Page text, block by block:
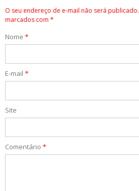
O seu endereço de e-mail não será publicado.
marcados com *
Nome *
E-mail *
Site
Comentário *